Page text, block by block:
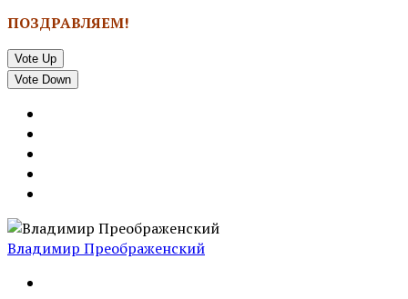
ПОЗДРАВЛЯЕМ!
Vote Up
Vote Down
Владимир Преображенский